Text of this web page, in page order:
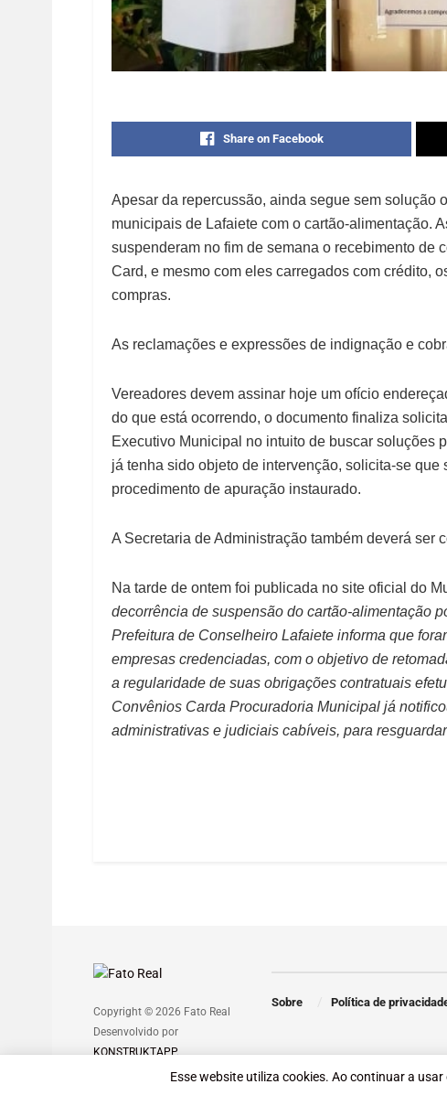
Share on Facebook
Apesar da repercussão, ainda segue sem solução
municipais de Lafaiete com o cartão-alimentação.
suspenderam no fim de semana o recebimento de
Card, e mesmo com eles carregados com crédito,
compras.
As reclamações e expressões de indignação e
Vereadores devem assinar hoje um ofício
do que está ocorrendo, o documento finaliza
Executivo Municipal no intuito de buscar soluções
já tenha sido objeto de intervenção, solicita-se
procedimento de apuração instaurado.
A Secretaria de Administração também deverá ser
Na tarde de ontem foi publicada no site oficial do
decorrência de suspensão do cartão-alimentação
Prefeitura de Conselheiro Lafaiete informa que
empresas credenciadas, com o objetivo de
a regularidade de suas obrigações contratuais
Convênios Carda Procuradoria Municipal já
administrativas e judiciais cabíveis, para
Copyright © 2026 Fato Real
Desenvolvido por
KONSTRUKTAPP.
Sobre Política de
Esse website utiliza cookies. Ao continuar a